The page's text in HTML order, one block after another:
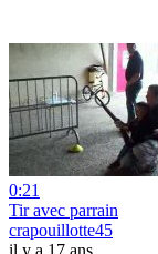
0:21
Tir avec parrain
crapouillotte45